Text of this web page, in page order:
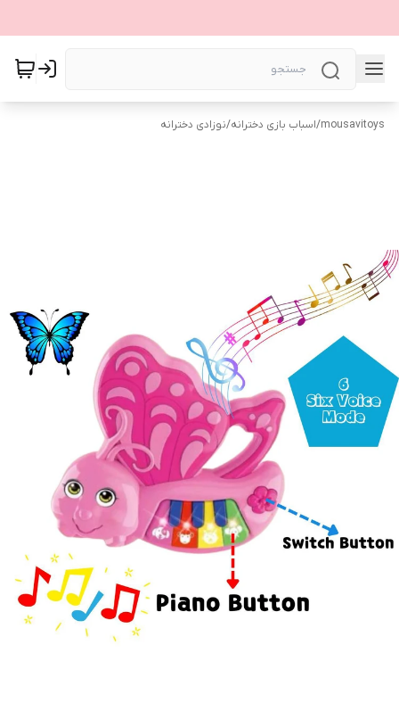
mousavitoys
/اسباب بازی دخترانه/نوزادی دخترانه